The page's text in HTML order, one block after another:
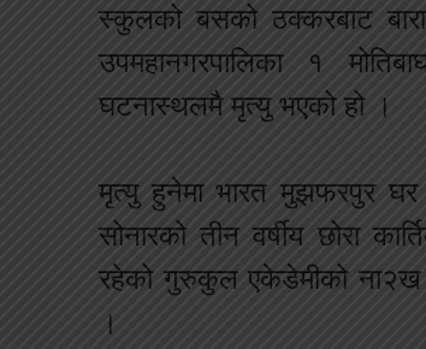
स्कुलको बसको ठक्करबाट
उपमहानगरपालिका १
घटनास्थलमै मृत्यु भएको हो ।
मृत्यु हुनेमा भारत मुझफरपुर घर
सोनारको तीन वर्षीय छोरा
रहेको गुरुकुल एकेडेमीको ना२ख
।